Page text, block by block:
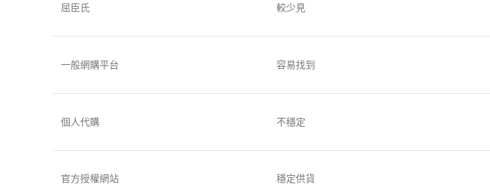
屈臣氏 較少見
一般網購平台 容易找到
個人代購 不穩定
官方授權網站 穩定供貨